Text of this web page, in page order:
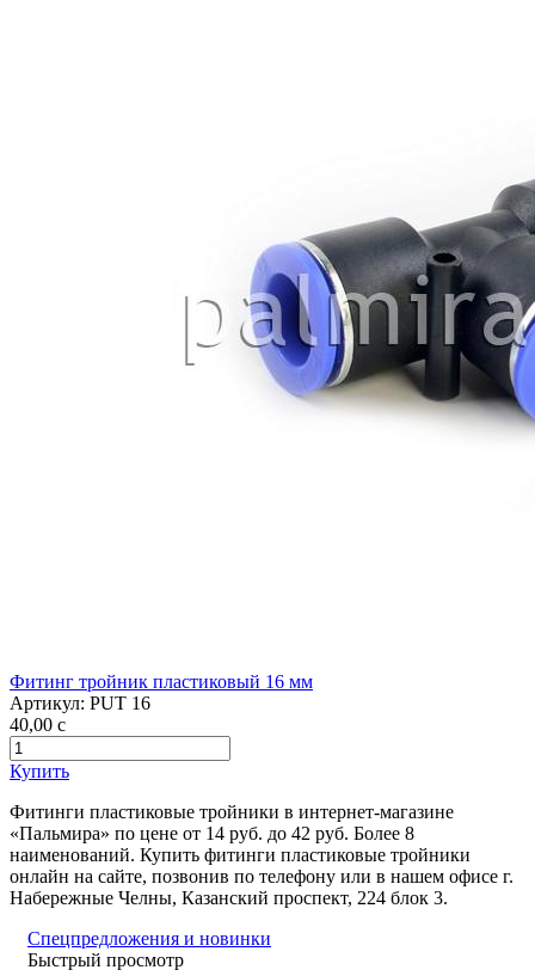
Фитинг тройник пластиковый 16 мм
Артикул: PUT 16
40,00 c
Купить
Фитинги пластиковые тройники в интернет-магазине
«Пальмира» по цене от 14 руб. до 42 руб. Более 8
наименований. Купить фитинги пластиковые тройники
онлайн на сайте, позвонив по телефону или в нашем офисе г.
Набережные Челны, Казанский проспект, 224 блок 3.
Спецпредложения и новинки
Быстрый просмотр